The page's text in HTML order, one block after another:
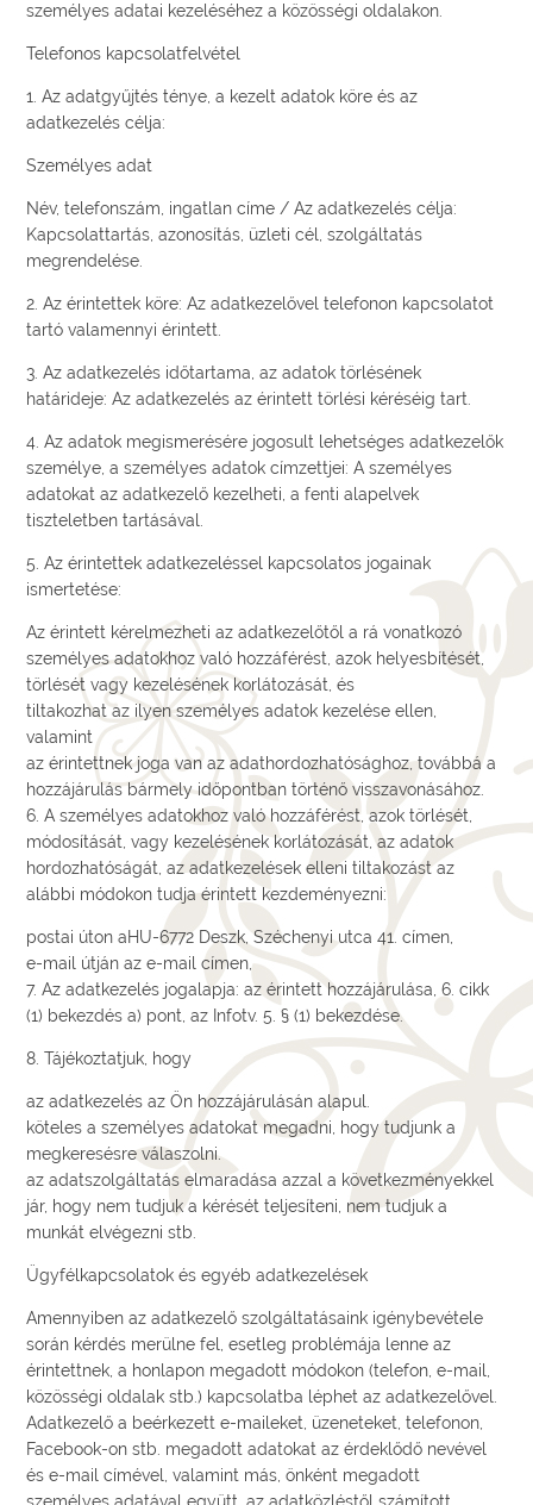
személyes adatai kezeléséhez a közösségi oldalakon.
Telefonos kapcsolatfelvétel
1. Az adatgyűjtés ténye, a kezelt adatok köre és az
adatkezelés célja:
Személyes adat
Név, telefonszám, ingatlan címe / Az adatkezelés célja:
Kapcsolattartás, azonosítás, üzleti cél, szolgáltatás
megrendelése.
2. Az érintettek köre: Az adatkezelővel telefonon kapcsolatot
tartó valamennyi érintett.
3. Az adatkezelés időtartama, az adatok törlésének
határideje: Az adatkezelés az érintett törlési kéréséig tart.
4. Az adatok megismerésére jogosult lehetséges adatkezelők
személye, a személyes adatok címzettjei: A személyes
adatokat az adatkezelő kezelheti, a fenti alapelvek
tiszteletben tartásával.
5. Az érintettek adatkezeléssel kapcsolatos jogainak
ismertetése:
Az érintett kérelmezheti az adatkezelőtől a rá vonatkozó
személyes adatokhoz való hozzáférést, azok helyesbítését,
törlését vagy kezelésének korlátozását, és
tiltakozhat az ilyen személyes adatok kezelése ellen,
valamint
az érintettnek joga van az adathordozhatósághoz, továbbá a
hozzájárulás bármely időpontban történő visszavonásához.
6. A személyes adatokhoz való hozzáférést, azok törlését,
módosítását, vagy kezelésének korlátozását, az adatok
hordozhatóságát, az adatkezelések elleni tiltakozást az
alábbi módokon tudja érintett kezdeményezni:
postai úton aHU-6772 Deszk, Széchenyi utca 41. címen,
e-mail útján az e-mail címen,
7. Az adatkezelés jogalapja: az érintett hozzájárulása, 6. cikk
(1) bekezdés a) pont, az Infotv. 5. § (1) bekezdése.
8. Tájékoztatjuk, hogy
az adatkezelés az Ön hozzájárulásán alapul.
köteles a személyes adatokat megadni, hogy tudjunk a
megkeresésre válaszolni.
az adatszolgáltatás elmaradása azzal a következményekkel
jár, hogy nem tudjuk a kérését teljesíteni, nem tudjuk a
munkát elvégezni stb.
Ügyfélkapcsolatok és egyéb adatkezelések
Amennyiben az adatkezelő szolgáltatásaink igénybevétele
során kérdés merülne fel, esetleg problémája lenne az
érintettnek, a honlapon megadott módokon (telefon, e-mail,
közösségi oldalak stb.) kapcsolatba léphet az adatkezelővel.
Adatkezelő a beérkezett e-maileket, üzeneteket, telefonon,
Facebook-on stb. megadott adatokat az érdeklődő nevével
és e-mail címével, valamint más, önként megadott